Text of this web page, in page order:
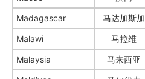
Madagascar
马达加斯加
Malawi
马拉维
Malaysia
马来西亚